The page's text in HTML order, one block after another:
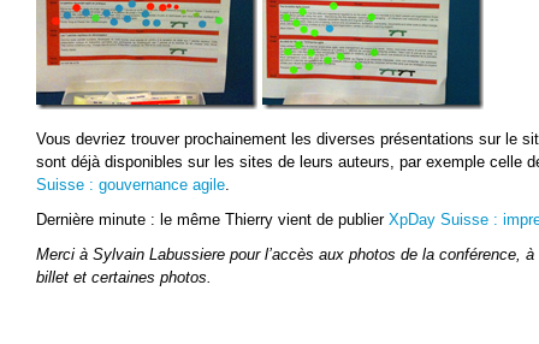
Vous devriez trouver prochainement les diverses présentations sur le
sont déjà disponibles sur les sites de leurs auteurs, par exemple celle
Suisse : gouvernance agile.
Dernière minute : le même Thierry vient de publier XpDay Suisse :
Merci à Sylvain Labussiere pour l’accès aux photos de la conférence,
billet et certaines photos.